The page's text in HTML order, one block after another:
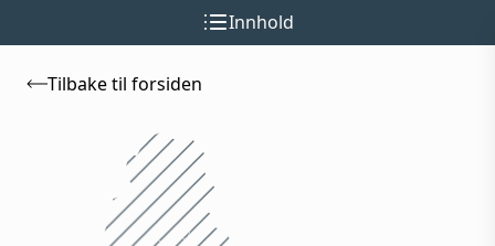
Tilbake til forsiden
Innhold